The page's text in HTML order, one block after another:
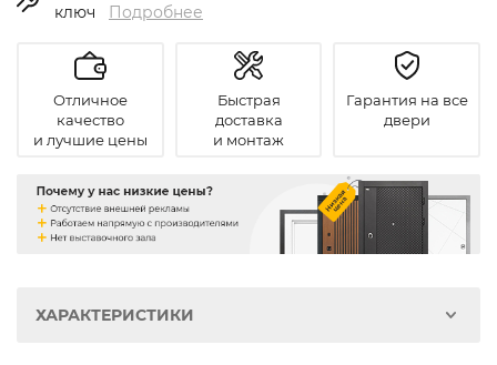
ключ Подробнее
Отличное
качество
и лучшие цены
Быстрая
доставка
и монтаж
Гарантия на все
двери
ХАРАКТЕРИСТИКИ